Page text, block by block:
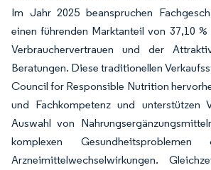
Im Jahr 2025 beanspruchen
einen führenden Marktanteil von 37,10
Verbrauchervertrauen und der
Beratungen. Diese traditionellen
Council for Responsible Nutrition
und Fachkompetenz und unterstützen
Auswahl von
komplexen Gesundheitsproblemen
Arzneimittelwechselwirkungen.